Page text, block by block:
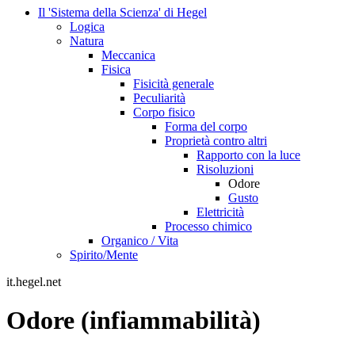
Il 'Sistema della Scienza' di Hegel
Logica
Natura
Meccanica
Fisica
Fisicità generale
Peculiarità
Corpo fisico
Forma del corpo
Proprietà contro altri
Rapporto con la luce
Risoluzioni
Odore
Gusto
Elettricità
Processo chimico
Organico / Vita
Spirito/Mente
it.hegel.net
Odore (infiammabilità)